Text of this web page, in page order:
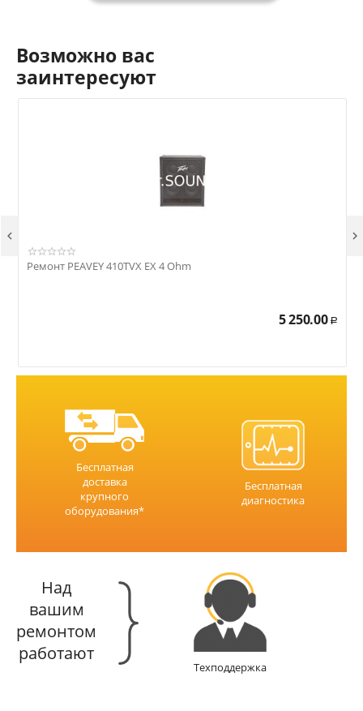
Возможно вас
заинтересуют
Ремонт PEAVEY 410TVX EX 4 Ohm
5 250.00 Р
 
Бесплатная
доставка
крупного
оборудования*
Бесплатная
диагностика
Над
вашим
ремонтом
работают
Техподдержка